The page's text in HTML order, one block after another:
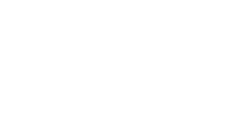
für einen erfolgreichen
gehören der Vergangenheit an. In
Anstatt seine Kaufentscheidungen